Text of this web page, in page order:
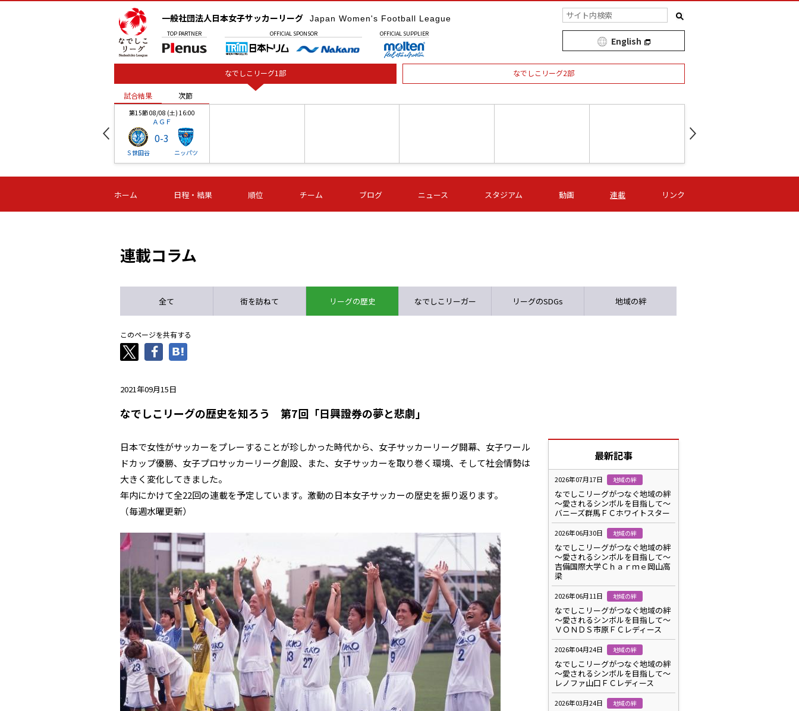
一般社団法人日本女子サッカーリーグ Japan Women's Football League
TOP PARTNER OFFICIAL SPONSOR OFFICIAL SUPPLIER
English
なでしこリーグ1部 なでしこリーグ2部
試合結果 次節
第15節 08/08 (土) 16:00
ＡＧＦ
Ｓ世田谷
0-3
ニッパツ
-
第16節 09/05 (土) 15:00
ニッパツ
-
第16節 09/05 (土) 15:00
石人の星
-
第16節 09/05 (土) 16:00
ＡＧＦ
-
いちご
-
第16節 09/06 (日) 15:00
-
第16節 09/06 (日) 15:00
- -
試合結果 次節
ホーム 日程・結果 順位 チーム ブログ ニュース スタジアム 動画 連載 リンク
連載コラム
全て 街を訪ねて リーグの歴史 なでしこリーガー リーグのSDGs 地域の絆
このページを共有する
2021年09月15日
なでしこリーグの歴史を知ろう 第7回「日興證券の夢と悲劇」
日本で女性がサッカーをプレーすることが珍しかった時代から、女子サッカーリーグ開幕、女子ワール
ドカップ優勝、女子プロサッカーリーグ創設、また、女子サッカーを取り巻く環境、そして社会情勢は
大きく変化してきました。
年内にかけて全22回の連載を予定しています。激動の日本女子サッカーの歴史を振り返ります。
（毎週水曜更新）
最新記事
2026年07月17日 地域の絆
なでしこリーグがつなぐ地域の絆
～愛されるシンボルを目指して～
バニーズ群馬ＦＣホワイトスター
2026年06月30日 地域の絆
なでしこリーグがつなぐ地域の絆
～愛されるシンボルを目指して～
吉備国際大学Ｃｈａｒｍｅ岡山高
梁
2026年06月11日 地域の絆
なでしこリーグがつなぐ地域の絆
～愛されるシンボルを目指して～
ＶＯＮＤＳ市原ＦＣレディース
2026年04月24日 地域の絆
なでしこリーグがつなぐ地域の絆
～愛されるシンボルを目指して～
レノファ山口ＦＣレディース
2026年03月24日 地域の絆